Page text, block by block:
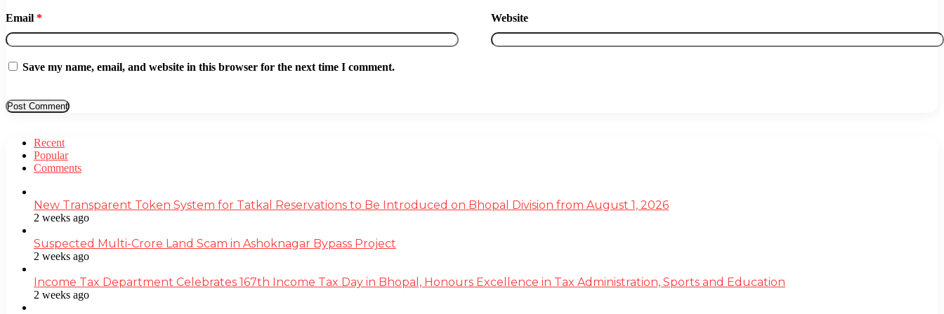
Email * Website
Save my name, email, and website in this browser for the next time I comment.
Recent
Popular
Comments
New Transparent Token System for Tatkal Reservations to Be Introduced on Bhopal Division from August 1, 2026
2 weeks ago
Suspected Multi-Crore Land Scam in Ashoknagar Bypass Project
2 weeks ago
Income Tax Department Celebrates 167th Income Tax Day in Bhopal, Honours Excellence in Tax Administration, Sports and Education
2 weeks ago